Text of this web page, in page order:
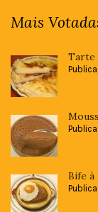
Mais
Tarte
Bife